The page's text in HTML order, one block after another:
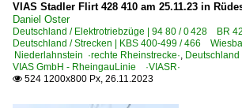
VIAS Stadler Flirt 428 410 am 25.11.23 in
Daniel Oster
Deutschland / Elektrotriebzüge | 94 80 / 0 428 BR
Deutschland / Strecken | KBS 400-499 / 466
Niederlahnstein ·rechte Rheinstrecke·,
VIAS GmbH - RheingauLinie ·VIASR·
 524 1200x800 Px, 26.11.2023